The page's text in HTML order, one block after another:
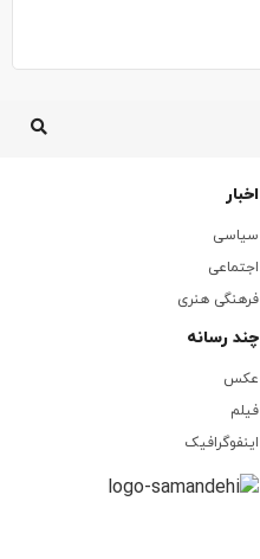
اخبار
سیاسی
اجتماعی
فرهنگی هنری
چند رسانه
عکس
فیلم
اینفوگرافیک